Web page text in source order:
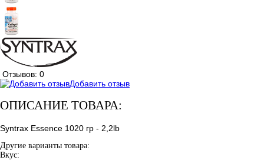
Отзывов: 0
Добавить отзыв
ОПИСАНИЕ ТОВАРА:
Syntrax Essence 1020 гр - 2,2lb
Другие варианты товара:
Вкус: